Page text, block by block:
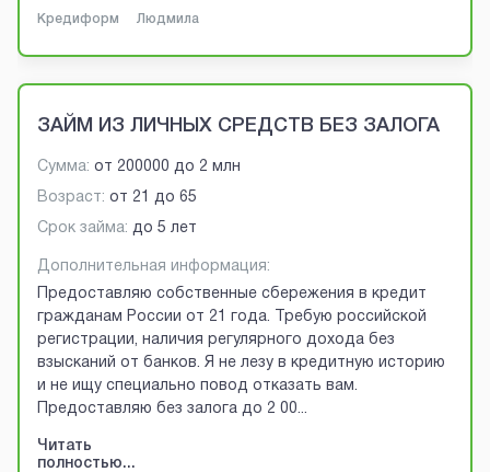
Кредиформ Людмила
ЗАЙМ ИЗ ЛИЧНЫХ СРЕДСТВ БЕЗ ЗАЛОГА
Сумма: от 200000 до 2 млн
Возраст: от 21 до 65
Срок займа: до 5 лет
Дополнительная информация:
Предоставляю собственные сбережения в кредит
гражданам России от 21 года. Требую российской
регистрации, наличия регулярного дохода без
взысканий от банков. Я не лезу в кредитную историю
и не ищу специально повод отказать вам.
Предоставляю без залога до 2 00...
Читать
полностью...